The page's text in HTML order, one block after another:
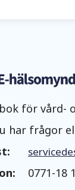
för vård-
har frågor
0771-18